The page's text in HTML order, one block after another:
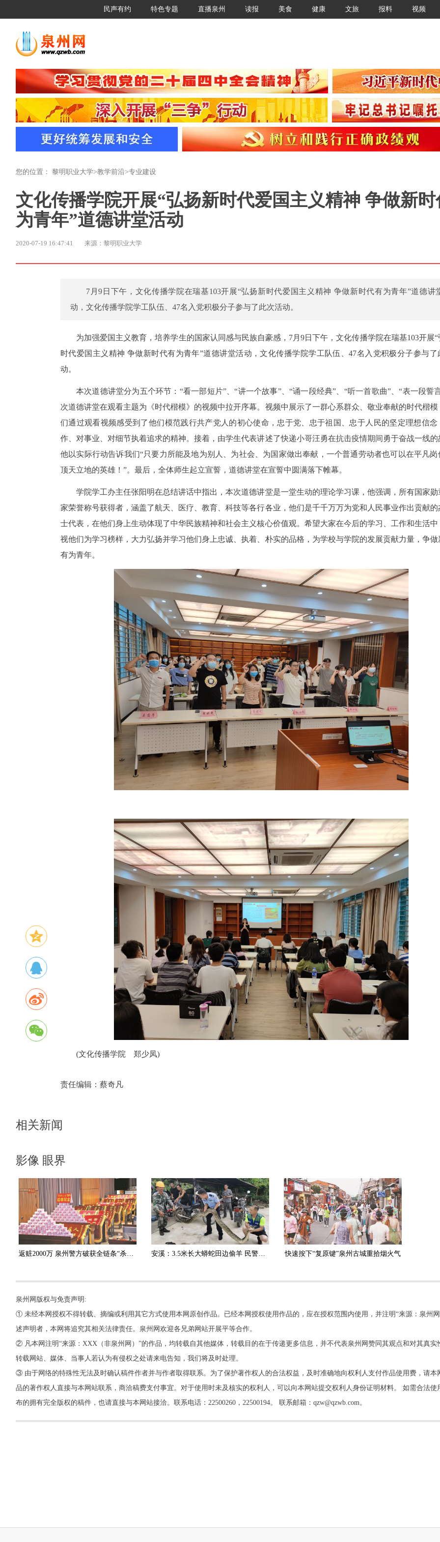
民声有约 特色专题 直播泉州 读报 美食 健康 文旅 报料 视频
您的位置： 黎明职业大学>教学前沿>专业建设
文化传播学院开展“弘扬新时代爱国主义精神 争做新
为青年”道德讲堂活动
2020-07-19 16:47:41 来源：黎明职业大学
7月9日下午，文化传播学院在瑞基103开展“弘扬新时代爱国主义精神 争做新时代有为青年”道德讲
动，文化传播学院学工队伍、47名入党积极分子参与了此次活动。
为加强爱国主义教育，培养学生的国家认同感与民族自豪感，7月9日下午，文化传播学院在瑞基103开展“
时代爱国主义精神 争做新时代有为青年”道德讲堂活动，文化传播学院学工队伍、47名入党积极分子参与了
动。
本次道德讲堂分为五个环节：“看一部短片”、“讲一个故事”、“诵一段经典”、“听一首歌曲”、“表一段誓
次道德讲堂在观看主题为《时代楷模》的视频中拉开序幕。视频中展示了一群心系群众、敬业奉献的时代楷模
们通过观看视频感受到了他们模范践行共产党人的初心使命，忠于党、忠于祖国、忠于人民的坚定理想信念
作、对事业、对细节执着追求的精神。接着，由学生代表讲述了快递小哥汪勇在抗击疫情期间勇于奋战一线的
他以实际行动告诉我们“只要力所能及地为别人、为社会、为国家做出奉献，一个普通劳动者也可以在平凡岗
顶天立地的英雄！”。最后，全体师生起立宣誓，道德讲堂在宣誓中圆满落下帷幕。
学院学工办主任张阳明在总结讲话中指出，本次道德讲堂是一堂生动的理论学习课，他强调，所有国家勋
家荣誉称号获得者，涵盖了航天、医疗、教育、科技等各行各业，他们是千千万万为党和人民事业作出贡献的
士代表，在他们身上生动体现了中华民族精神和社会主义核心价值观。希望大家在今后的学习、工作和生活中
视他们为学习榜样，大力弘扬并学习他们身上忠诚、执着、朴实的品格，为学校与学院的发展贡献力量，争做
有为青年。
(文化传播学院 郑少凤)
责任编辑： 蔡奇凡
相关新闻
影像 眼界
快速按下“复原键”泉州古城重拾烟火气
泉州网版权与免责声明:
① 未经本网授权不得转载、摘编或利用其它方式使用本网原创作品。已经本网授权使用作品的，应在授权范围内使用，并注明“来源：泉州
述声明者，本网将追究其相关法律责任。泉州网欢迎各兄弟网站开展平等合作。
② 凡本网注明“来源：XXX（非泉州网）”的作品，均转载自其他媒体，转载目的在于传递更多信息，并不代表泉州网赞同其观点和对其真实
转载网站、媒体、当事人若认为有侵权之处请来电告知，我们将及时处理。
③ 由于网络的特殊性无法及时确认稿件作者并与作者取得联系。为了保护著作权人的合法权益，及时准确地向权利人支付作品使用费，请本
品的著作权人直接与本网站联系，商洽稿费支付事宜。对于使用时未及核实的权利人，可以向本网站提交权利人身份证明材料。 如需合法使
布的拥有完全版权的稿件，也请直接与本网站接洽。联系电话：22500260，22500194。 联系邮箱：qzw@qzwb.com。